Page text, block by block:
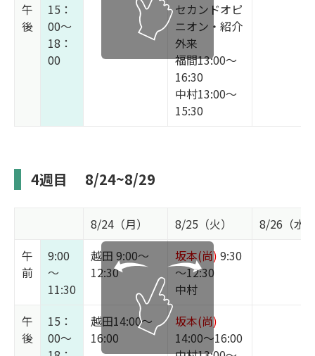
午
後
15：
00～
18：
00
セカンドオピ
ニオン・紹介
外来
福間13:00～
16:30
中村13:00～
15:30
4週目 8/24~8/29
8/24（月） 8/25（火）
8/26（水
午
前
9:00
～
11:30
越田 9:00～
12:30
坂本(尚) 9:30
～12:30
中村
午
後
15：
00～
越田14:00～
16:00
坂本(尚)
14:00～16:00